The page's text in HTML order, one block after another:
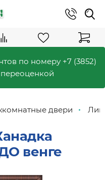
по номеру +7 (3852)
переоценкой
двери
венге